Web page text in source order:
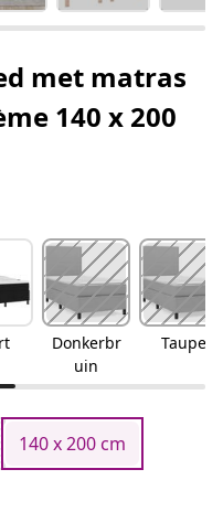
met matras
140 x 200
Donkerbr
uin
Taupe
140 x 200 cm